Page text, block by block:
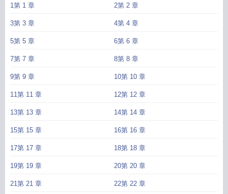
挑萬選找了顆水靈靈的大白菜做主公，轉頭卻發現，這位溫潤儒雅的大白菜，就
是據傳被秦二世害死的公子扶蘇。更可怕的是，已經殯天的秦始皇沒有飛升成
不開。姜晏（慌張）：師父，師父我現在跑還來得及嗎？阿飄始皇帝：盯——
1第 1 章 2第 2 章
3第 3 章 4第 4 章
5第 5 章 6第 6 章
7第 7 章 8第 8 章
9第 9 章 10第 10 章
11第 11 章 12第 12 章
13第 13 章 14第 14 章
15第 15 章 16第 16 章
17第 17 章 18第 18 章
19第 19 章 20第 20 章
21第 21 章 22第 22 章